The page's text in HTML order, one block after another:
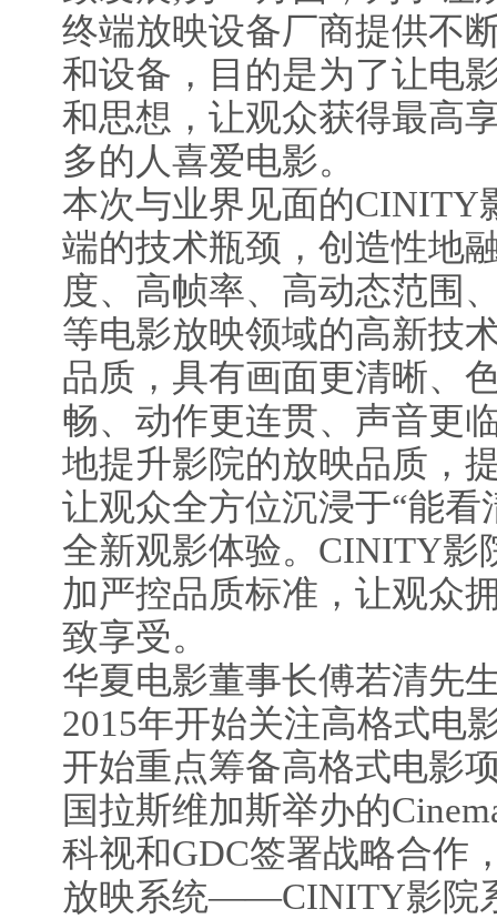
终端放映设备厂商提供不
和设备，目的是为了让电
和思想，让观众获得最高
多的人喜爱电影。
本次与业界见面的CINITY
端的技术瓶颈，创造性地
度、高帧率、高动态范围
等电影放映领域的高新技
品质，具有画面更清晰、
畅、动作更连贯、声音更
地提升影院的放映品质，
让观众全方位沉浸于“能看
全新观影体验。CINITY影
加严控品质标准，让观众
致享受。
华夏电影董事长傅若清先
2015年开始关注高格式电
开始重点筹备高格式电影
国拉斯维加斯举办的
科视和GDC签署战略合作
放映系统——CINITY影院